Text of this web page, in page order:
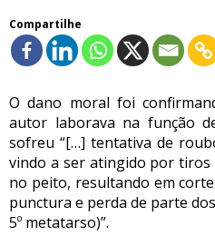
Compartilhe
O dano moral foi
autor laborava na função
sofreu “[…] tentativa de
vindo a ser atingido por tiros
no peito, resultando em
punctura e perda de parte
5º metatarso)”.